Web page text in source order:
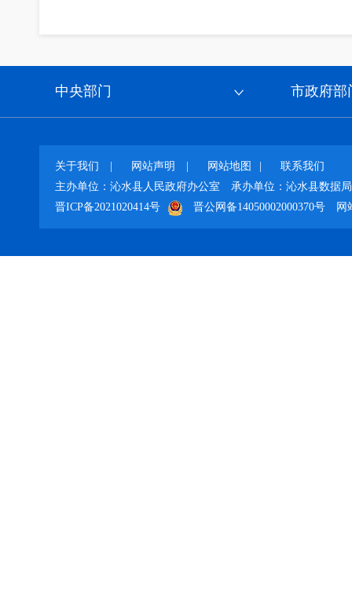
中央部门 市政府部
关于我们 网站声明 网站地图
联系我们
主办单位：沁水县人民政府办公室
承办单位：沁水县数据局
晋ICP备2021020414号
晋公网备14050002000370号 网